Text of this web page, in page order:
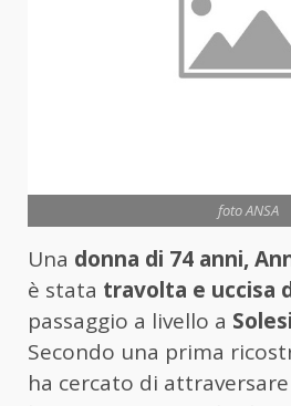
foto ANSA
Una donna di 74 anni,
è stata travolta e uccisa
passaggio a livello a
Secondo una prima
ha cercato di